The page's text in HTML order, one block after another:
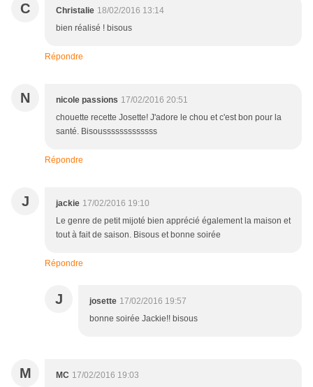
C Christalie 18/02/2016 13:14
bien réalisé ! bisous
Répondre
N nicole passions 17/02/2016 20:51
chouette recette Josette! J'adore le chou et c'est bon pour la
santé. Bisousssssssssssss
Répondre
J jackie 17/02/2016 19:10
Le genre de petit mijoté bien apprécié également la maison et
tout à fait de saison. Bisous et bonne soirée
Répondre
J josette 17/02/2016 19:57
bonne soirée Jackie!! bisous
M MC 17/02/2016 19:03